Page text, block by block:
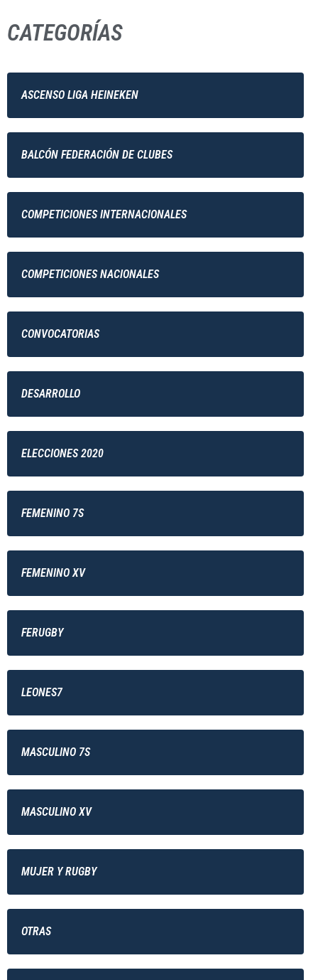
CATEGORÍAS
ASCENSO LIGA HEINEKEN
BALCÓN FEDERACIÓN DE CLUBES
COMPETICIONES INTERNACIONALES
COMPETICIONES NACIONALES
CONVOCATORIAS
DESARROLLO
ELECCIONES 2020
FEMENINO 7S
FEMENINO XV
FERUGBY
LEONES7
MASCULINO 7S
MASCULINO XV
MUJER Y RUGBY
OTRAS